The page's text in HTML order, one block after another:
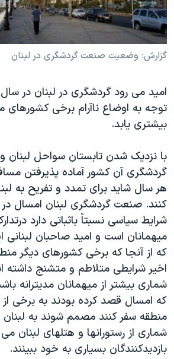
فرهنگ و زندگی
حقوق شهروندی
اقتصادی
اسرائیل در جنگ
گالری عکس
مستندها
انتخابات ریاست جمهوری آمریکا ۲۰۲۴
حمله جمهوری اسلامی به اسرائیل
ورزش زنان در ایران
اعتراضات زن، زندگی، آزادی
تریبونال مردمی آبان ۹۸
دادگاه حمید نوری
چهل سال گروگان‌گیری
قانون شفافیت دارائی کادر رهبری ایران
اعتراضات مردمی آبان ۹۸
اسرائیل در جنگ
نرگس محمدی برنده جایزه نوبل صلح
همایش محافظه‌کاران آمریکا «سی‌پک»
صفحه‌های ویژه
سفر پرزیدنت ترامپ به چین
دنبال کنید
زبانهای مختلف
گزارش: وضعيت صنعت گردشگری در لبنان
اميد می رود گردشگری در لبنان در
توجه به اوضاع ناآرام برخی کشورهای
بيشتری يابد.
با نزديک شدن تابستان سواحل لبنان
گردشگری آن کشور آماده پذيرفتن
هر سال شايد برای تمدد و تفريح به
کنند. صنعت گردشگری لبنان امسال در
شرايط سياسی نسبتاً باثباتی دارد
ميهمانان است و اميد صاحبان
که از آنجا که برخی کشورهای ديگر
اخير شرايطی متلاطم و متشنج داشته
شماری بيشتر از ميهمانان مديترانه
که امسال قصد کرده بودند به برخی
منطقه سفر کنند مصمم شوند به لبنان
شماری از رستورانها و هتلهای لبنان می
بازديدکنندگان بسياری به خود ببينند.